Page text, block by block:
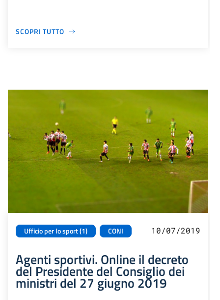
SCOPRI TUTTO
Ufficio per lo sport (1) CONI 10/07/2019
Agenti sportivi. Online il decreto
del Presidente del Consiglio dei
ministri del 27 giugno 2019